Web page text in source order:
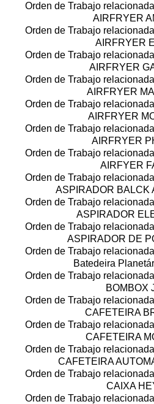
Orden de Trabajo
AIRFRYER
Orden de Trabajo
AIRFRYER
Orden de Trabajo
AIRFRYER
Orden de Trabajo
AIRFRYER
Orden de Trabajo
AIRFRYER
Orden de Trabajo
AIRFRYER
Orden de Trabajo
AIRFYER
Orden de Trabajo
ASPIRADOR BALCK
Orden de Trabajo
ASPIRADOR
Orden de Trabajo
ASPIRADOR DE
Orden de Trabajo
Batedeira
Orden de Trabajo
BOMBOX
Orden de Trabajo
CAFETEIRA
Orden de Trabajo
CAFETEIRA
Orden de Trabajo
CAFETEIRA
Orden de Trabajo
CAIXA
Orden de Trabajo